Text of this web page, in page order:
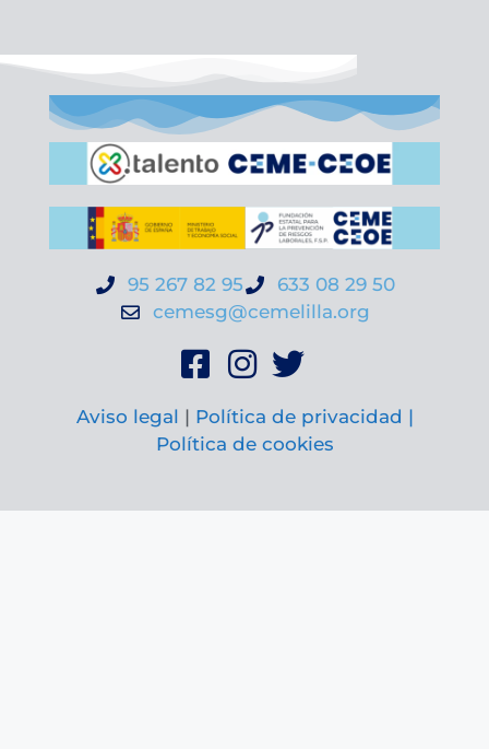
95 267 82 95
633 08 29 50
cemesg@cemelilla.org
Aviso legal | Política de privacidad |
Política de cookies